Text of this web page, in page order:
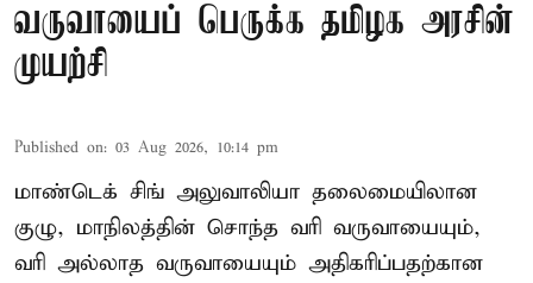
வருவாயைப் பெருக்க தமிழக அரசின்
முயற்சி
Published on: 03 Aug 2026, 10:14 pm
மாண்டெக் சிங் அலுவாலியா தலைமையிலான
குழு, மாநிலத்தின் சொந்த வரி வருவாயையும்,
வரி அல்லாத வருவாயையும் அதிகரிப்பதற்கான